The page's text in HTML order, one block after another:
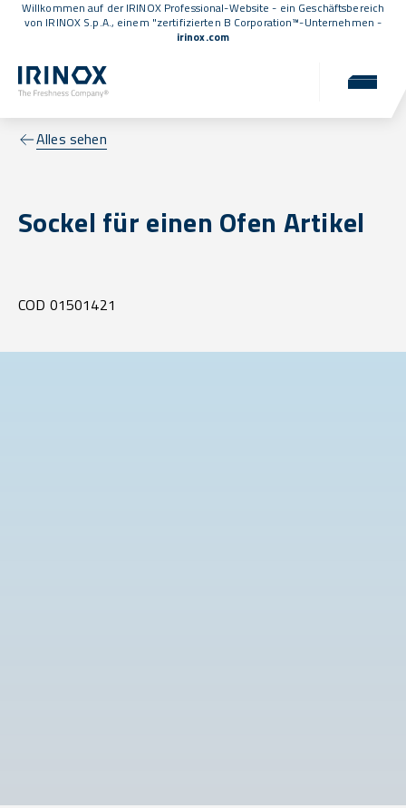
Willkommen auf der IRINOX Professional-Website - ein Geschäftsbereich
von IRINOX S.p.A., einem "zertifizierten B Corporation™-Unternehmen -
irinox.com
Alles sehen
Sockel für einen Ofen Artikel
COD 01501421